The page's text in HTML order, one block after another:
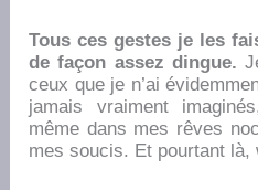
Tous ces gestes je les
de façon assez dingue.
ceux que je n’ai
jamais vraiment
même dans mes rêves
mes soucis. Et pourtant là,